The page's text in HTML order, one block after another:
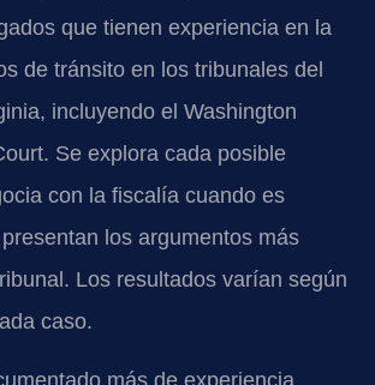
que tienen experiencia en la
de tránsito en los tribunales del
incluyendo el Washington
Se explora cada posible
con la fiscalía cuando es
los argumentos más
Los resultados varían según
caso.